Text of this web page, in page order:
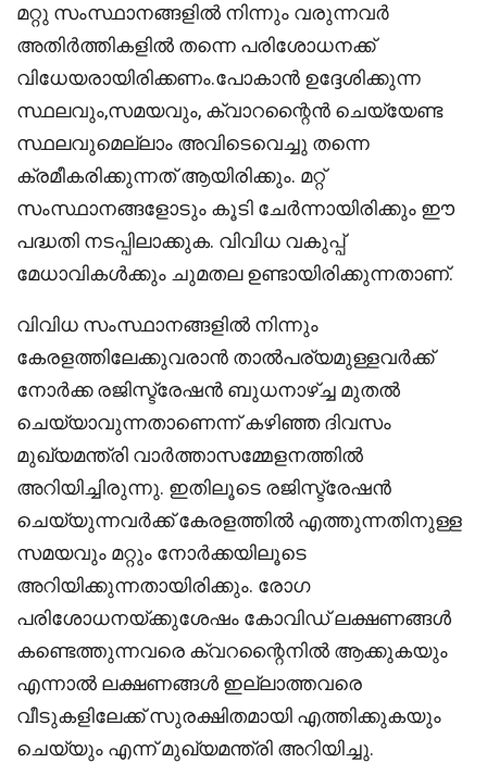
മറ്റു സംസ്ഥാനങ്ങളിൽ നിന്നും വരുന്നവർ
അതിർത്തികളിൽ തന്നെ പരിശോധനക്ക്
വിധേയരായിരിക്കണം.പോകാൻ ഉദ്ദേശിക്കുന്ന
സ്ഥലവും,സമയവും, ക്വാറന്റൈൻ ചെയ്യേണ്ട
സ്ഥലവുമെല്ലാം അവിടെവെച്ചു തന്നെ
ക്രമീകരിക്കുന്നത് ആയിരിക്കും. മറ്റ്
സംസ്ഥാനങ്ങളോടും കൂടി ചേർന്നായിരിക്കും ഈ
പദ്ധതി നടപ്പിലാക്കുക. വിവിധ വകുപ്പ്
മേധാവികൾക്കും ചുമതല ഉണ്ടായിരിക്കുന്നതാണ്.
വിവിധ സംസ്ഥാനങ്ങളിൽ നിന്നും
കേരളത്തിലേക്കുവരാൻ താൽപര്യമുള്ളവർക്ക്
നോർക്ക രജിസ്ട്രേഷൻ ബുധനാഴ്ച്ച മുതൽ
ചെയ്യാവുന്നതാണെന്ന് കഴിഞ്ഞ ദിവസം
മുഖ്യമന്ത്രി വാർത്താസമ്മേളനത്തിൽ
അറിയിച്ചിരുന്നു. ഇതിലൂടെ രജിസ്ട്രേഷൻ
ചെയ്യുന്നവർക്ക് കേരളത്തിൽ എത്തുന്നതിനുള്ള
സമയവും മറ്റും നോർക്കയിലൂടെ
അറിയിക്കുന്നതായിരിക്കും. രോഗ
പരിശോധനയ്ക്കുശേഷം കോവിഡ്‌ ലക്ഷണങ്ങൾ
കണ്ടെത്തുന്നവരെ ക്വറന്റൈനിൽ ആക്കുകയും
എന്നാൽ ലക്ഷണങ്ങൾ ഇല്ലാത്തവരെ
വീടുകളിലേക്ക് സുരക്ഷിതമായി എത്തിക്കുകയും
ചെയ്യും എന്ന് മുഖ്യമന്ത്രി അറിയിച്ചു.